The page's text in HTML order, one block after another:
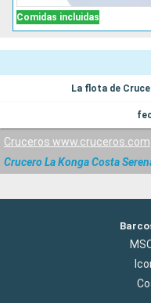
Comidas incluidas
La flota de
Cruceros www.cruceros.com
Crucero La Konga Costa